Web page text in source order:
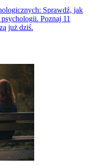
Sprawdź, jak
Poznaj 11
już dziś.